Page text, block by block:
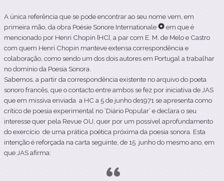
A única referência que se pode encontrar ao seu nome vem, em
primeira mão, da obra Poésie Sonore Internationale
em que é
mencionado por Henri Chopin [HC], a par com E. M. de Melo e Castro
com quem Henri Chopin manteve extensa correspondência e
colaboração, como sendo um dos dois autores em Portugal a trabalhar
no domínio da Poesia Sonora.
Sabemos, a partir da correspondência existente no arquivo do poeta
sonoro francês, que o contacto entre ambos se fez por iniciativa de JAS
que em missiva enviada a HC a 5 de junho de1971 se apresenta como
crítico de poesia experimental no ‘Diário Popular’ e declara o seu
interesse quer pela Revue OU, quer por um possível aprofundamento
do exercício de uma prática poética próxima da poesia sonora. Esta
intenção é reforçada na carta seguinte, de 15 junho do mesmo ano, em
que JAS afirma: